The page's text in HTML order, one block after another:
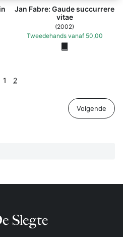
Jan Fabre: Gaude succurrere
vitae
(2002)
Tweedehands vanaf 50,00
1 2
Volgende